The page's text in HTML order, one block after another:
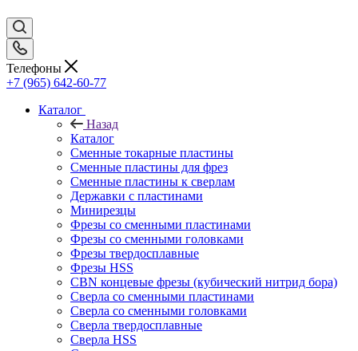
Телефоны
+7 (965) 642-60-77
Каталог
Назад
Каталог
Сменные токарные пластины
Сменные пластины для фрез
Сменные пластины к сверлам
Державки с пластинами
Минирезцы
Фрезы со сменными пластинами
Фрезы со сменными головками
Фрезы твердосплавные
Фрезы HSS
CBN концевые фрезы (кубический нитрид бора)
Сверла со сменными пластинами
Сверла со сменными головками
Сверла твердосплавные
Сверла HSS